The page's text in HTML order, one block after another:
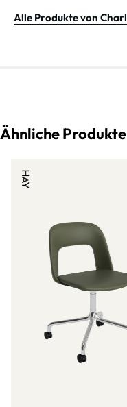
Alle Produkte von
Ähnliche Produkte
HAY